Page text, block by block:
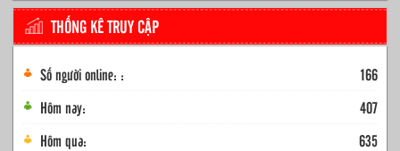
THỐNG KÊ TRUY CẬP
Số người online: :
166
Hôm nay:
407
Hôm qua:
635